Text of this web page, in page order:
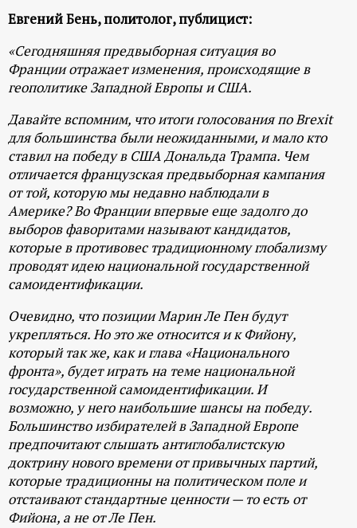
т
а
л
Евгений Бень, политолог, публицист:
«Сегодняшняя предвыборная ситуация во
Франции отражает изменения, происходящие в
геополитике Западной Европы и США.
Давайте вспомним, что итоги голосования по Brexit
для большинства были неожиданными, и мало кто
ставил на победу в США Дональда Трампа. Чем
отличается французская предвыборная кампания
от той, которую мы недавно наблюдали в
Америке? Во Франции впервые еще задолго до
выборов фаворитами называют кандидатов,
которые в противовес традиционному глобализму
проводят идею национальной государственной
самоидентификации.
Очевидно, что позиции Марин Ле Пен будут
укрепляться. Но это же относится и к Фийону,
который так же, как и глава «Национального
фронта», будет играть на теме национальной
государственной самоидентификации. И
возможно, у него наибольшие шансы на победу.
Большинство избирателей в Западной Европе
предпочитают слышать антиглобалистскую
доктрину нового времени от привычных партий,
которые традиционны на политическом поле и
отстаивают стандартные ценности — то есть от
Фийона, а не от Ле Пен.